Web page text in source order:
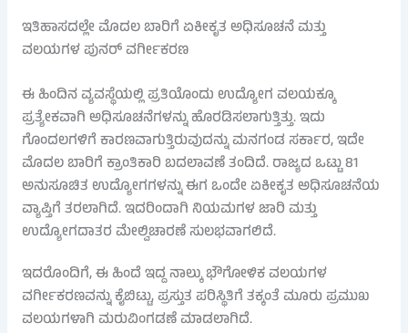
ಇತಿಹಾಸದಲ್ಲೇ ಮೊದಲ ಬಾರಿಗೆ ಏಕೀಕೃತ ಅಧಿಸೂಚನೆ ಮತ್ತು
ವಲಯಗಳ ಪುನರ್ ವರ್ಗೀಕರಣ
ಈ ಹಿಂದಿನ ವ್ಯವಸ್ಥೆಯಲ್ಲಿ ಪ್ರತಿಯೊಂದು ಉದ್ಯೋಗ ವಲಯಕ್ಕೂ
ಪ್ರತ್ಯೇಕವಾಗಿ ಅಧಿಸೂಚನೆಗಳನ್ನು ಹೊರಡಿಸಲಾಗುತ್ತಿತ್ತು. ಇದು
ಗೊಂದಲಗಳಿಗೆ ಕಾರಣವಾಗುತ್ತಿರುವುದನ್ನು ಮನಗಂಡ ಸರ್ಕಾರ, ಇದೇ
ಮೊದಲ ಬಾರಿಗೆ ಕ್ರಾಂತಿಕಾರಿ ಬದಲಾವಣೆ ತಂದಿದೆ. ರಾಜ್ಯದ ಒಟ್ಟು 81
ಅನುಸೂಚಿತ ಉದ್ಯೋಗಗಳನ್ನು ಈಗ ಒಂದೇ ಏಕೀಕೃತ ಅಧಿಸೂಚನೆಯ
ವ್ಯಾಪ್ತಿಗೆ ತರಲಾಗಿದೆ. ಇದರಿಂದಾಗಿ ನಿಯಮಗಳ ಜಾರಿ ಮತ್ತು
ಉದ್ಯೋಗದಾತರ ಮೇಲ್ವಿಚಾರಣೆ ಸುಲಭವಾಗಲಿದೆ.
ಇದರೊಂದಿಗೆ, ಈ ಹಿಂದೆ ಇದ್ದ ನಾಲ್ಕು ಭೌಗೋಳಿಕ ವಲಯಗಳ
ವರ್ಗೀಕರಣವನ್ನು ಕೈಬಿಟ್ಟು, ಪ್ರಸ್ತುತ ಪರಿಸ್ಥಿತಿಗೆ ತಕ್ಕಂತೆ ಮೂರು ಪ್ರಮುಖ
ವಲಯಗಳಾಗಿ ಮರುವಿಂಗಡಣೆ ಮಾಡಲಾಗಿದೆ.